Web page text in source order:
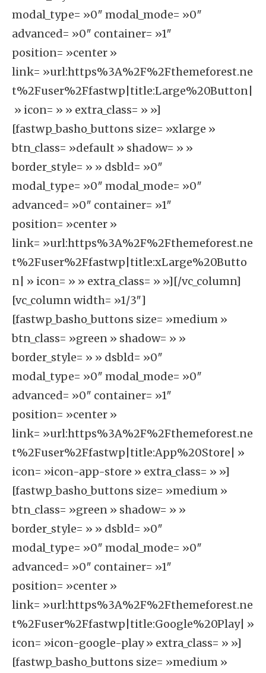
modal_type= »0″ modal_mode= »0″
advanced= »0″ container= »1″
position= »center »
link= »url:https%3A%2F%2Fthemeforest.ne
t%2Fuser%2Ffastwp|title:Large%20Button|
» icon= » » extra_class= » »]
[fastwp_basho_buttons size= »xlarge »
btn_class= »default » shadow= » »
border_style= » » dsbld= »0″
modal_type= »0″ modal_mode= »0″
advanced= »0″ container= »1″
position= »center »
link= »url:https%3A%2F%2Fthemeforest.ne
t%2Fuser%2Ffastwp|title:xLarge%20Butto
n| » icon= » » extra_class= » »][/vc_column]
[vc_column width= »1/3″]
[fastwp_basho_buttons size= »medium »
btn_class= »green » shadow= » »
border_style= » » dsbld= »0″
modal_type= »0″ modal_mode= »0″
advanced= »0″ container= »1″
position= »center »
link= »url:https%3A%2F%2Fthemeforest.ne
t%2Fuser%2Ffastwp|title:App%20Store| »
icon= »icon-app-store » extra_class= » »]
[fastwp_basho_buttons size= »medium »
btn_class= »green » shadow= » »
border_style= » » dsbld= »0″
modal_type= »0″ modal_mode= »0″
advanced= »0″ container= »1″
position= »center »
link= »url:https%3A%2F%2Fthemeforest.ne
t%2Fuser%2Ffastwp|title:Google%20Play| »
icon= »icon-google-play » extra_class= » »]
[fastwp_basho_buttons size= »medium »